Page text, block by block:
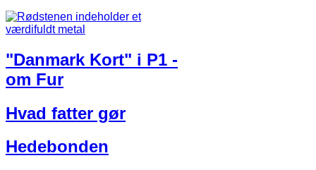
"Danmark Kort" i P1 -
om Fur
Hvad fatter gør
Hedebonden